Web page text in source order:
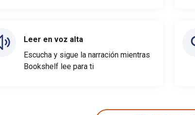
Leer en voz alta
Escucha y sigue la narración mientras
Bookshelf lee para ti